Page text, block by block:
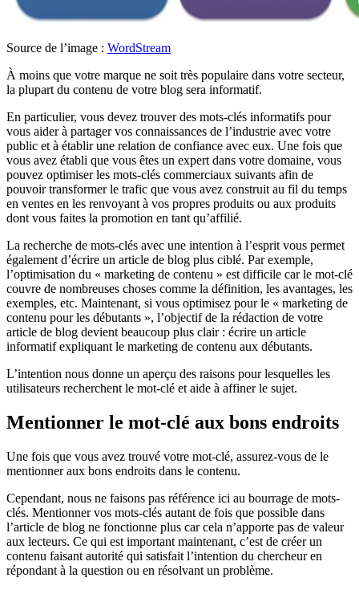
Source de l’image : WordStream
À moins que votre marque ne soit très populaire dans votre secteur,
la plupart du contenu de votre blog sera informatif.
En particulier, vous devez trouver des mots-clés informatifs pour
vous aider à partager vos connaissances de l’industrie avec votre
public et à établir une relation de confiance avec eux. Une fois que
vous avez établi que vous êtes un expert dans votre domaine, vous
pouvez optimiser les mots-clés commerciaux suivants afin de
pouvoir transformer le trafic que vous avez construit au fil du temps
en ventes en les renvoyant à vos propres produits ou aux produits
dont vous faites la promotion en tant qu’affilié.
La recherche de mots-clés avec une intention à l’esprit vous permet
également d’écrire un article de blog plus ciblé. Par exemple,
l’optimisation du « marketing de contenu » est difficile car le mot-clé
couvre de nombreuses choses comme la définition, les avantages, les
exemples, etc. Maintenant, si vous optimisez pour le « marketing de
contenu pour les débutants », l’objectif de la rédaction de votre
article de blog devient beaucoup plus clair : écrire un article
informatif expliquant le marketing de contenu aux débutants.
L’intention nous donne un aperçu des raisons pour lesquelles les
utilisateurs recherchent le mot-clé et aide à affiner le sujet.
Mentionner le mot-clé aux bons endroits
Une fois que vous avez trouvé votre mot-clé, assurez-vous de le
mentionner aux bons endroits dans le contenu.
Cependant, nous ne faisons pas référence ici au bourrage de mots-
clés. Mentionner vos mots-clés autant de fois que possible dans
l’article de blog ne fonctionne plus car cela n’apporte pas de valeur
aux lecteurs. Ce qui est important maintenant, c’est de créer un
contenu faisant autorité qui satisfait l’intention du chercheur en
répondant à la question ou en résolvant un problème.